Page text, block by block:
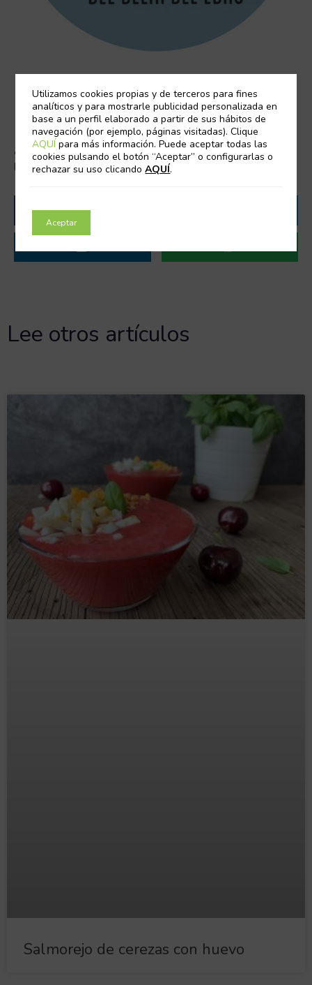
¿Te gustó este post? Compártelo en tus
redes sociales
Lee otros artículos
Salmorejo de cerezas con huevo
Utilizamos cookies propias y de terceros para fines
analíticos y para mostrarle publicidad personalizada en
base a un perfil elaborado a partir de sus hábitos de
navegación (por ejemplo, páginas visitadas). Clique
AQUÍpara más información. Puede aceptar todas las
cookies pulsando el botón “Aceptar” o configurarlas o
rechazar su uso clicandoAQUÍ.
Aceptar